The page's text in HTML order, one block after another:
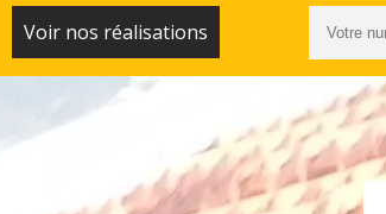
Voir nos réalisations